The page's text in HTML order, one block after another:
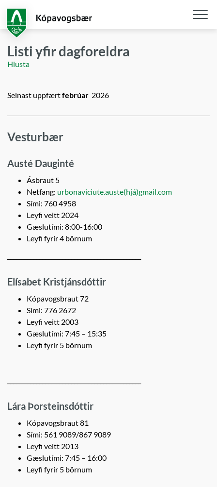
aðalefni
Listi yfir dagforeldra
Hlusta
Seinast uppfærtfebrúar 2026
Vesturbær
Austé Dauginté
Ásbraut 5
Netfang: urbonaviciute.auste(hjá)gmail.com
Sími: 760 4958
Leyfi veitt 2024
Gæslutími: 8:00-16:00
Leyfi fyrir 4 börnum
Elísabet Kristjánsdóttir
Kópavogsbraut 72
Sími: 776 2672
Leyfi veitt 2003
Gæslutími: 7:45 – 15:35
Leyfi fyrir 5 börnum
Lára Þorsteinsdóttir
Kópavogsbraut 81
Sími: 561 9089/867 9089
Leyfi veitt 2013
Gæslutími: 7:45 – 16:00
Leyfi fyrir 5 börnum
Opna